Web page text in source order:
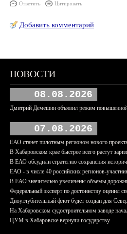
Ответить Цитировать
Добавить комментарий
НОВОСТИ
08.08.2026
Дмитрий Демешин объявил режим повышенной
07.08.2026
ЕАО станет пилотным регионом нового
В Хабаровском крае быстрее всего растут
В ЕАО обсудили стратегию сохранения
ЕАО - в числе 40 российских регионов-
В ЕАО значительно увеличены объемы
Федеральный эксперт по достоинству оценил
Дноуглубительный флот будет создан для
На Хабаровском судостроительном заводе
ЦУМ в Хабаровске вернули государству